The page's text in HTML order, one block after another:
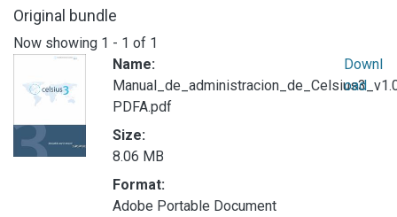
Original bundle
Now showing 1 - 1 of 1
Name:
PDFA.pdf
Size:
8.06 MB
Format:
Adobe Portable Document
Downl
oad